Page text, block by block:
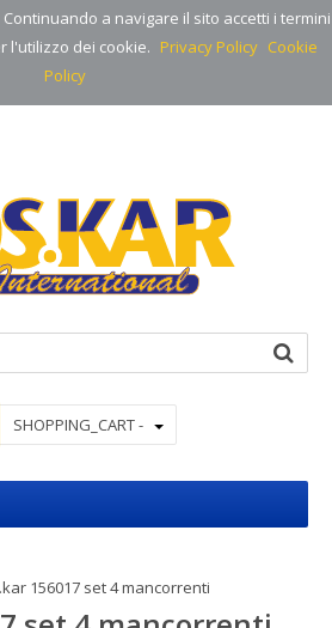
a navigare il sito accetti i termini
l'utilizzo dei cookie. Privacy Policy Cookie
Policy
SHOPPING_CART -
156017 set 4 mancorrenti